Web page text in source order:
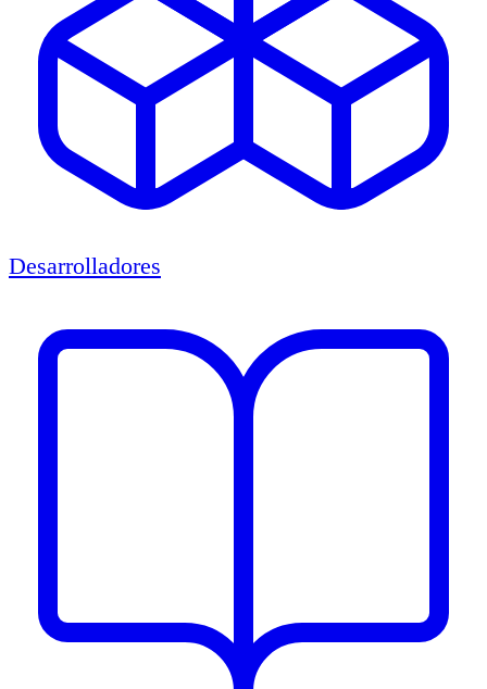
Desarrolladores